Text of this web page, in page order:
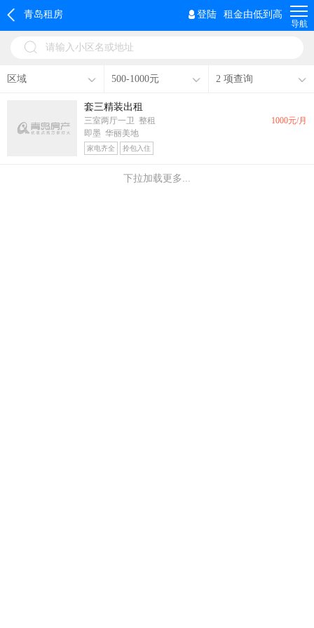
青岛租房 登陆 租金由低到高
导航
请输入小区名或地址
区域 500-1000元 2 项查询
套三精装出租
三室两厅一卫 整租
即墨 华丽美地
家电齐全 拎包入住
1000元/月
下拉加载更多...